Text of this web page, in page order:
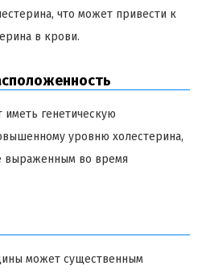
что может привести к
в крови.
генетическую
уровню холестерина,
выраженным во время
может существенным